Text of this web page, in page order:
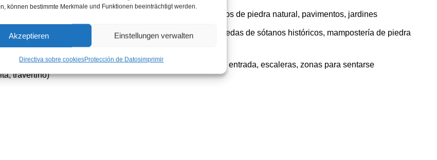
können bestimmte Merkmale und Funktionen beeinträchtigt werden.
Akzeptieren Einstellungen verwalten
Directiva sobre cookiesProtección de Datosimprimir
travertino)
terrazas, caminos, muros de piedra natural, pavimentos, jardines
Restauraciones de sótanos:
Bóvedas de sótanos históricos, mampostería de piedra
Zonas públicas:Plazas, zonas de entrada, escaleras, zonas para sentarse